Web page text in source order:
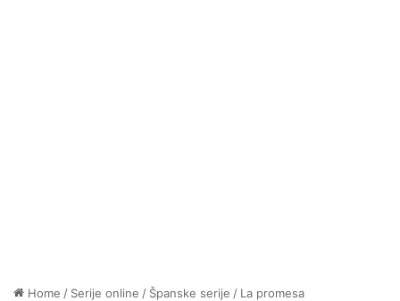
Home / Serije online / Španske serije / La promesa